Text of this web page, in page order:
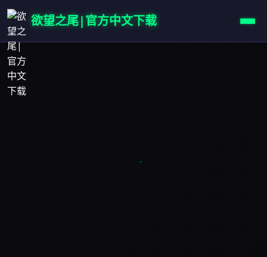
欲望之尾|官方中文下载